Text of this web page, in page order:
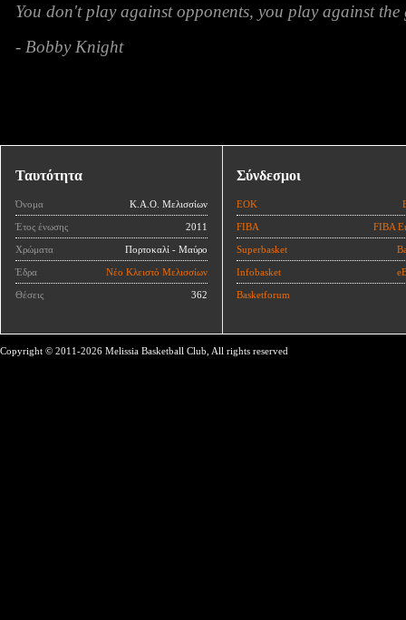
You don't play against opponents, you play against the
- Bobby Knight
Ταυτότητα
Όνομα Κ.Α.Ο. Μελισσίων
Έτος ένωσης 2011
Χρώματα Πορτοκαλί - Μαύρο
Έδρα Νέο Κλειστό Μελισσίων
Θέσεις 362
Σύνδεσμοι
ΕΟΚ
FIBA FIBA
Superbasket
Infobasket
Basketforum
Copyright © 2011-2026 Melissia Basketball Club, All rights reserved